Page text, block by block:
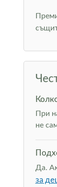
При
не
Да.
за